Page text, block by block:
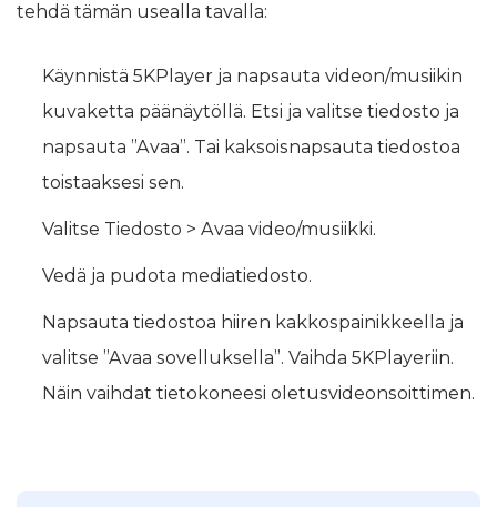
tehdä tämän usealla tavalla:
Käynnistä 5KPlayer ja napsauta videon/musiikin
kuvaketta päänäytöllä. Etsi ja valitse tiedosto ja
napsauta ”Avaa”. Tai kaksoisnapsauta tiedostoa
toistaaksesi sen.
Valitse Tiedosto > Avaa video/musiikki.
Vedä ja pudota mediatiedosto.
Napsauta tiedostoa hiiren kakkospainikkeella ja
valitse ”Avaa sovelluksella”. Vaihda 5KPlayeriin.
Näin vaihdat tietokoneesi oletusvideonsoittimen.